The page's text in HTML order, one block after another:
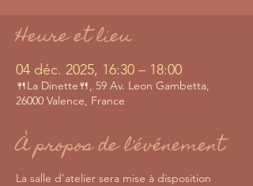
Heure et lieu
04 déc. 2025, 16:30 – 18:00
🍴La Dinette🍴, 59 Av. Leon Gambetta,
26000 Valence, France
À propos de l'événement
La salle d'atelier sera mise à disposition